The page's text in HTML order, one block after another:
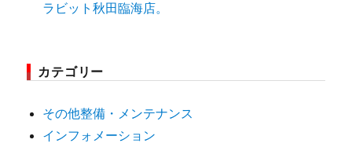
ラビット秋田臨海店。
カテゴリー
その他整備・メンテナンス
インフォメーション